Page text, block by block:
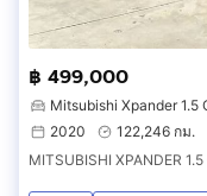
฿ 499,000
Mitsubishi Xpander 1.5
2020
122,246 กม.
MITSUBISHI XPANDER